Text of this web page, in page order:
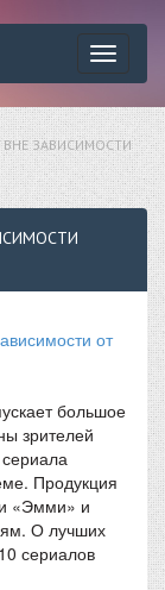
Toggle
ЗАВИСИМОСТИ
большое
зрителей
Продукция
«Эмми» и
О лучших
сериалов